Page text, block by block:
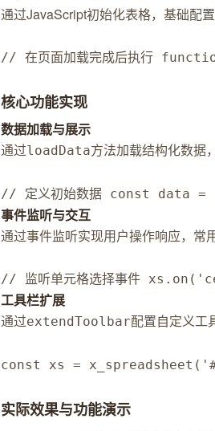
通过JavaScript初始化表格，基础配置
// 在页面加载完成后执行
核心功能实现
数据加载与展示
通过loadData方法加载结构化数据
// 定义初始数据 const
事件监听与交互
通过事件监听实现用户操作响应，常
// 监听单元格选择事件
工具栏扩展
通过extendToolbar配置自定义工
const xs =
实际效果与功能演示